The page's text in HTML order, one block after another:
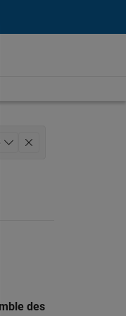
des